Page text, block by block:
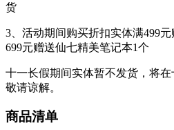
货
3、活动期间购买折扣实体满499
699元赠送仙七精美笔记本1个
十一长假期间实体暂不发货，将在
敬请谅解。
商品清单